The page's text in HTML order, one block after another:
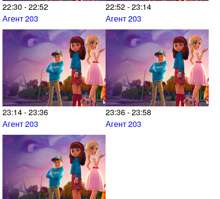
22:30 - 22:52
Агент 203
22:52 - 23:14
Агент 203
23:14 - 23:36
Агент 203
23:36 - 23:58
Агент 203